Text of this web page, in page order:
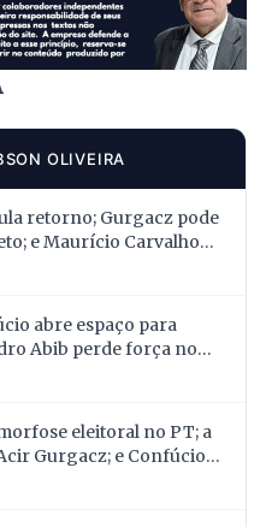
OLIVEIRA
retorno; Gurgacz pode
e Maurício Carvalho
2 milhões
abre espaço para
Abib perde força no
convenção em Porto
eleitoral no PT; a
Gurgacz; e Confúcio e
sua engenharia